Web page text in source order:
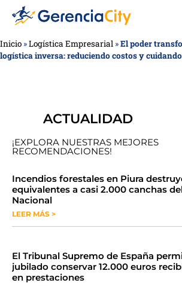
Inicio »Logística Empresarial »El poder
logística inversa: reduciendo costos y
ACTUALIDAD
¡EXPLORA NUESTRAS MEJORES
RECOMENDACIONES!
​​​​Incendios forestales en Piura
equivalentes a casi 2.000 canchas
Nacional
LEER MÁS >
​El Tribunal Supremo de España
jubilado conservar 12.000 euros
en prestaciones